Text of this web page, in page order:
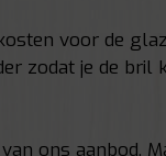
voor de
zodat je de bril
ons aanbod.